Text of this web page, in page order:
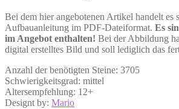
Bei dem hier angebotenen Artikel handelt es
Aufbauanleitung im PDF-Dateiformat. Es
im Angebot enthalten! Bei der Abbildung
digital erstelltes Bild und soll lediglich das
Anzahl der benötigten Steine: 3705
Schwierigkeitsgrad: mittel
Altersempfehlung: 12+
Designt by: Mario